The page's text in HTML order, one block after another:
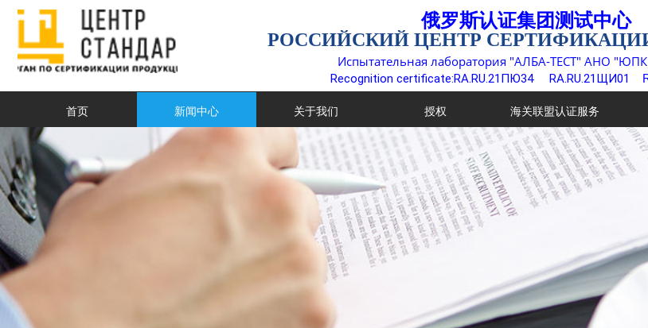
俄罗斯认证集团测试中心
РОССИЙСКИЙ ЦЕНТР
Испытательная лаборатория "АЛБА-ТЕСТ" АНО
Recognition certificate:RA.RU.21ПЮ34 RA.RU.21ЩИ01
首页 新闻中心 关于我们 授权 海关联盟认证服务